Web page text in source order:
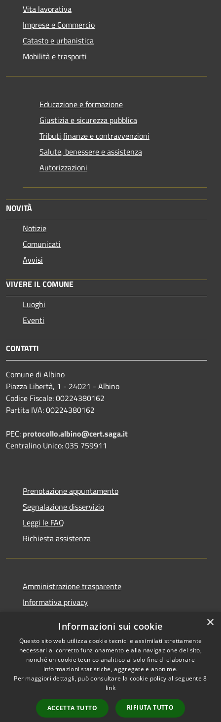
Vita lavorativa
Imprese e Commercio
Catasto e urbanistica
Mobilità e trasporti
Educazione e formazione
Giustizia e sicurezza pubblica
Tributi,finanze e contravvenzioni
Salute, benessere e assistenza
Autorizzazioni
NOVITÀ
Notizie
Comunicati
Avvisi
VIVERE IL COMUNE
Luoghi
Eventi
CONTATTI
Comune di Albino
Piazza Libertà, 1 - 24021 - Albino
Codice Fiscale: 00224380162
Partita IVA: 00224380162
PEC: protocollo.albino@cert.saga.it
Centralino Unico: 035 759911
Prenotazione appuntamento
Segnalazione disservizio
Leggi le FAQ
Richiesta assistenza
Amministrazione trasparente
Informativa privacy
Dichiarazione di accessibilità
RSS
Copyright © 2026 • Comune di
Municipium•
Accesso
redazione
×
Informazioni sui cookie
Questo sito web utilizza cookie tecnici e assimilati strettamente
necessari al corretto funzionamento e alla navigazione del sito,
nonché un cookie tecnico analitico al solo fine di elaborare
informazioni statistiche, aggregate e anonime.
Per maggiori dettagli, può consultare la cookie policy al seguente8
link
ACCETTA TUTTO RIFIUTA TUTTO